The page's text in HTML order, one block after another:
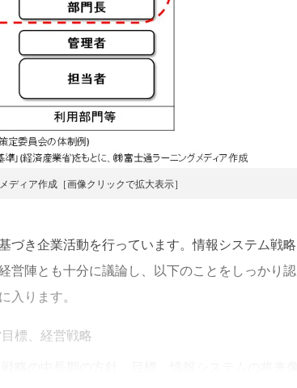
ディア作成［画像クリックで拡大表示］
づき企業活動を行っています。情報システム戦略
営陣とも十分に議論し、以下のことをしっかり認
ります。
標、経営戦略